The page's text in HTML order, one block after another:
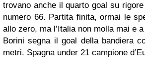
trovano anche il quarto goal su
numero 66. Partita finita, ormai le
allo zero, ma l’Italia non molla mai e
Borini segna il goal della bandiera
metri. Spagna under 21 campione